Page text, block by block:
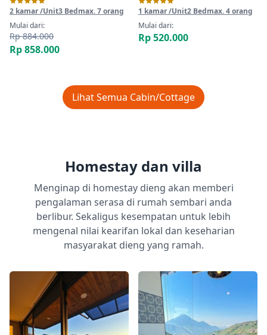
2 kamar /Unit3 Bedmax. 7 orang
Mulai dari:
Rp 884.000
Rp 858.000
1 kamar /Unit2 Bedmax. 4 orang
Mulai dari:
Rp 520.000
Lihat Semua Cabin/Cottage
Homestay dan villa
Menginap di homestay dieng akan memberi
pengalaman serasa di rumah sembari anda
berlibur. Sekaligus kesempatan untuk lebih
mengenal nilai kearifan lokal dan keseharian
masyarakat dieng yang ramah.